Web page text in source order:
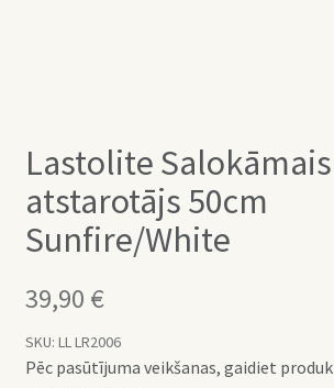
Lastolite Salokāmais
atstarotājs 50cm
Sunfire/White
39,90 €
SKU: LL LR2006
Pēc pasūtījuma veikšanas, gaidiet